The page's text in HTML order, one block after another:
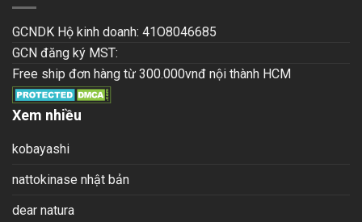
GCNDK Hộ kinh doanh: 41O8046685
GCN đăng ký MST:
Free ship đơn hàng từ 300.000vnđ nội thành HCM
Xem nhiều
kobayashi
nattokinase nhật bản
dear natura